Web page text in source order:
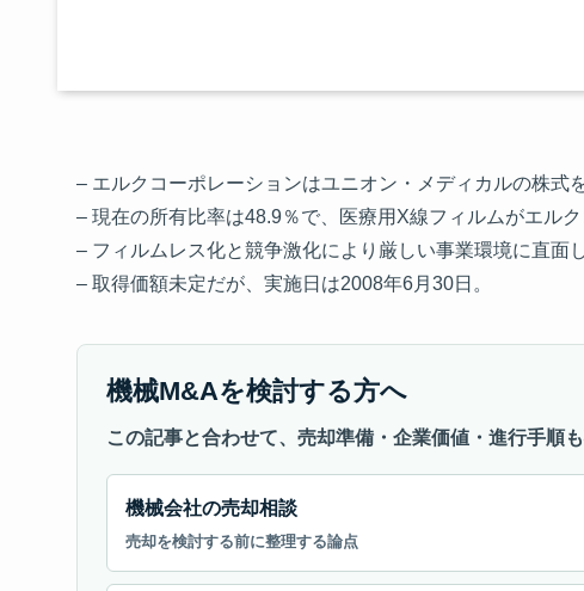
– エルクコーポレーションはユニオン・メディカルの株式
– 現在の所有比率は48.9％で、医療用X線フィルムがエル
– フィルムレス化と競争激化により厳しい事業環境に直
– 取得価額未定だが、実施日は2008年6月30日。
機械M&Aを検討する方へ
この記事と合わせて、売却準備・企業価値・進行手順
機械会社の売却相談
売却を検討する前に整理する論点